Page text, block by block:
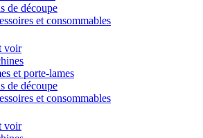
de découpe
et consommables
voir
et porte-lames
de découpe
et consommables
voir